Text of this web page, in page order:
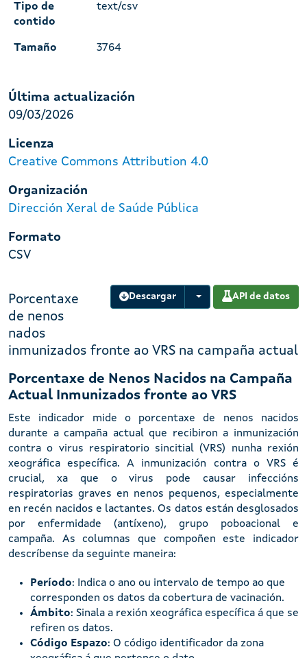
Última actualización
09/03/2026
Licenza
Creative Commons Attribution 4.0
Organización
Dirección Xeral de Saúde Pública
Formato
CSV
Descargar API de datos
Porcentaxe
de nenos
nados
inmunizados fronte ao VRS na campaña actual
Porcentaxe de Nenos Nacidos na Campaña
Actual Inmunizados fronte ao VRS
Este indicador mide o porcentaxe de nenos nacidos
durante a campaña actual que recibiron a inmunización
contra o virus respiratorio sincitial (VRS) nunha rexión
xeográfica específica. A inmunización contra o VRS é
crucial, xa que o virus pode causar infeccións
respiratorias graves en nenos pequenos, especialmente
en recén nacidos e lactantes. Os datos están desglosados
por enfermidade (antíxeno), grupo poboacional e
campaña. As columnas que compoñen este indicador
descríbense da seguinte maneira:
Período: Indica o ano ou intervalo de tempo ao que
corresponden os datos da cobertura de vacinación.
Ámbito: Sinala a rexión xeográfica específica á que se
refiren os datos.
Código Espazo: O código identificador da zona
Tipo de
contido
text/csv
Tamaño 3764